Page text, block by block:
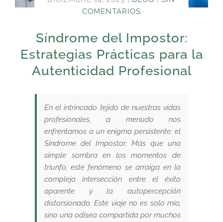
COMENTARIOS
Síndrome del Impostor:
Estrategias Prácticas para la
Autenticidad Profesional
En el intrincado tejido de nuestras vidas
profesionales, a menudo nos
enfrentamos a un enigma persistente: el
Síndrome del Impostor. Más que una
simple sombra en los momentos de
triunfo, este fenómeno se arraiga en la
compleja intersección entre el éxito
aparente y la autopercepción
distorsionada. Este viaje no es solo mío,
sino una odisea compartida por muchos